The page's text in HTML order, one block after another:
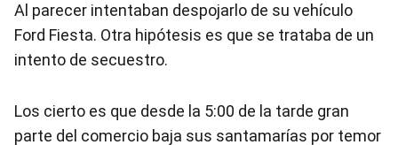
Al parecer intentaban despojarlo de su vehículo
Ford Fiesta. Otra hipótesis es que se trataba de un
intento de secuestro.
Los cierto es que desde la 5:00 de la tarde gran
parte del comercio baja sus santamarías por temor